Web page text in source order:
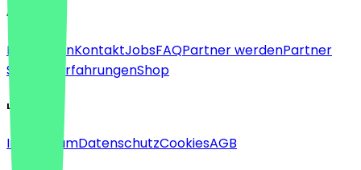
About
Für FirmenKontaktJobsFAQPartner werdenPartner
Support
ErfahrungenShop
Legal
ImpressumDatenschutzCookiesAGB